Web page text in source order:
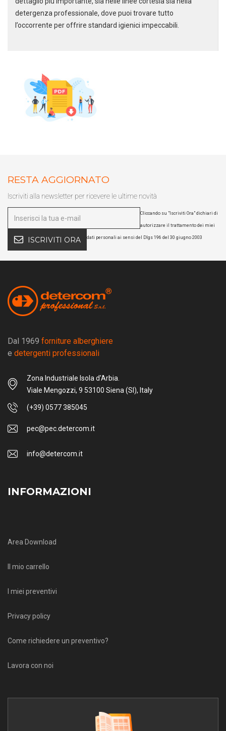
detergenza professionale, dove puoi trovare tutto
l’occorrente per offrire standard igienici impeccabili.
RESTA AGGIORNATO
Iscriviti alla newsletter per ricevere le ultime novità
ISCRIVITI ORA
Cliccando su "Iscriviti Ora" dichiari di
autorizzare il trattamento dei miei
dati personali ai sensi del Dlgs 196 del 30 giugno 2003
Dal 1969 forniture alberghiere
e detergenti professionali
Zona Industriale Isola d'Arbia.
Viale Mengozzi, 9 53100 Siena (SI), Italy
(+39) 0577 385045
pec@pec.detercom.it
info@detercom.it
INFORMAZIONI
Area Download
Il mio carrello
I miei preventivi
Privacy policy
Come richiedere un preventivo?
Lavora con noi